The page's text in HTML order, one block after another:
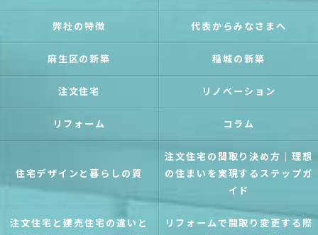
弊社の特徴 代表からみなさまへ
麻生区の新築 稲城の新築
注文住宅 リノベーション
リフォーム コラム
住宅デザインと暮らしの質
注文住宅の間取り決め方｜理想
の住まいを実現するステップガ
イド
注文住宅と建売住宅の違いと
リフォームで間取り変更する際